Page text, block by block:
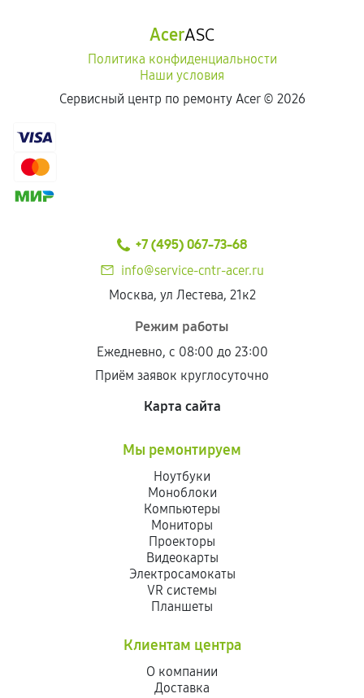
AcerASC
Политика конфиденциальности
Наши условия
Сервисный центр по ремонту Acer © 2026
+7 (495) 067-73-68
info@service-cntr-acer.ru
Москва, ул Лестева, 21к2
Режим работы
Ежедневно, с 08:00 до 23:00
Приём заявок круглосуточно
Карта сайта
Мы ремонтируем
Ноутбуки
Моноблоки
Компьютеры
Мониторы
Проекторы
Видеокарты
Электросамокаты
VR системы
Планшеты
Клиентам центра
О компании
Доставка